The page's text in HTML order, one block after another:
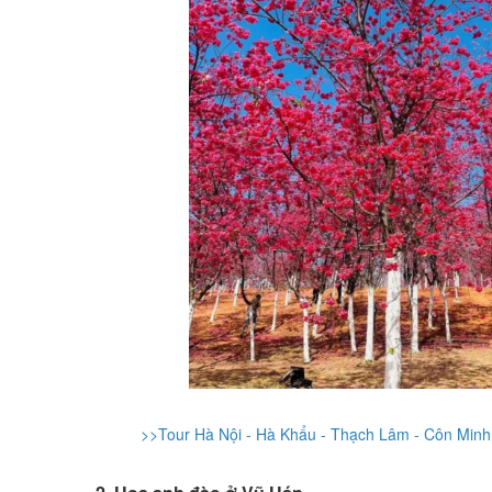
>>Tour Hà Nội - Hà Khẩu - Thạch Lâm - Côn